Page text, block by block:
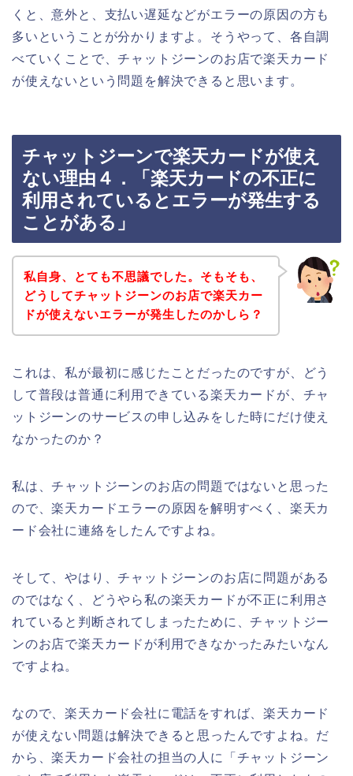
くと、意外と、支払い遅延などがエラーの原因の方も
多いということが分かりますよ。そうやって、各自調
べていくことで、チャットジーンのお店で楽天カード
が使えないという問題を解決できると思います。
チャットジーンで楽天カードが使え
ない理由４．「楽天カードの不正に
利用されているとエラーが発生する
ことがある」
私自身、とても不思議でした。そもそも、
どうしてチャットジーンのお店で楽天カー
ドが使えないエラーが発生したのかしら？
これは、私が最初に感じたことだったのですが、どう
して普段は普通に利用できている楽天カードが、チャ
ットジーンのサービスの申し込みをした時にだけ使え
なかったのか？
私は、チャットジーンのお店の問題ではないと思った
ので、楽天カードエラーの原因を解明すべく、楽天カ
ード会社に連絡をしたんですよね。
そして、やはり、チャットジーンのお店に問題がある
のではなく、どうやら私の楽天カードが不正に利用さ
れていると判断されてしまったために、チャットジー
ンのお店で楽天カードが利用できなかったみたいなん
ですよね。
なので、楽天カード会社に電話をすれば、楽天カード
が使えない問題は解決できると思ったんですよね。だ
から、楽天カード会社の担当の人に「チャットジーン